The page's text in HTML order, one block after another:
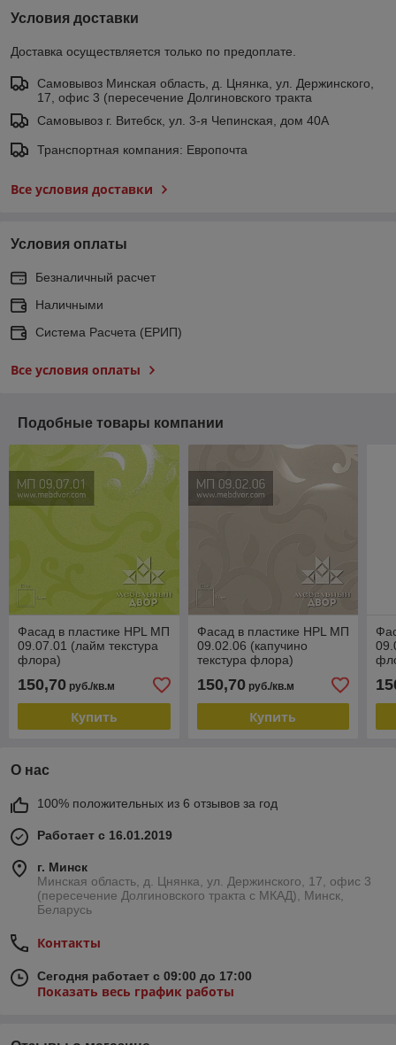
Условия доставки
Доставка осуществляется только по предоплате.
Самовывоз Минская область, д. Цнянка, ул. Держинского,
17, офис 3 (пересечение Долгиновского тракта
Самовывоз г. Витебск, ул. 3-я Чепинская, дом 40А
Транспортная компания: Европочта
Все условия доставки
Условия оплаты
Безналичный расчет
Наличными
Система Расчета (ЕРИП)
Все условия оплаты
Подобные товары компании
Фасад в пластике HPL МП
09.07.01 (лайм текстура
флора)
150,70 руб./кв.м
Купить
Фасад в пластике HPL МП
09.02.06 (капучино
текстура флора)
150,70руб./кв.м
Купить
О нас
100% положительных из 6 отзывов за год
Работает с 16.01.2019
г. Минск
Минская область, д. Цнянка, ул. Держинского, 17, офис 3
(пересечение Долгиновского тракта с МКАД), Минск,
Беларусь
Контакты
Сегодня работает с 09:00 до 17:00
Показать весь график работы